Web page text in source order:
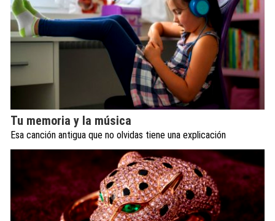
Tu memoria y la música
Esa canción antigua que no olvidas tiene una explicación